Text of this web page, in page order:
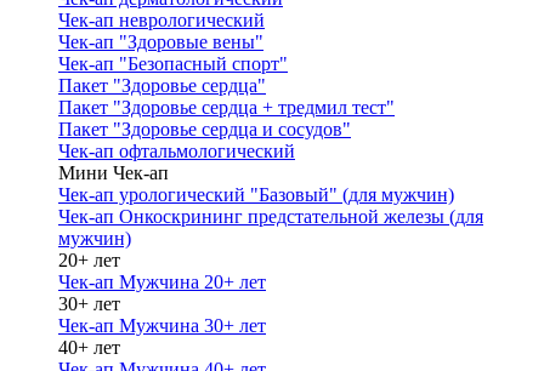
Чек-ап неврологический
Чек-ап "Здоровые вены"
Чек-ап "Безопасный спорт"
Пакет "Здоровье сердца"
Пакет "Здоровье сердца + тредмил тест"
Пакет "Здоровье сердца и сосудов"
Чек-ап офтальмологический
Мини Чек-ап
Чек-ап урологический "Базовый" (для мужчин)
Чек-ап Онкоскрининг предстательной железы (для
мужчин)
20+ лет
Чек-ап Мужчина 20+ лет
30+ лет
Чек-ап Мужчина 30+ лет
40+ лет